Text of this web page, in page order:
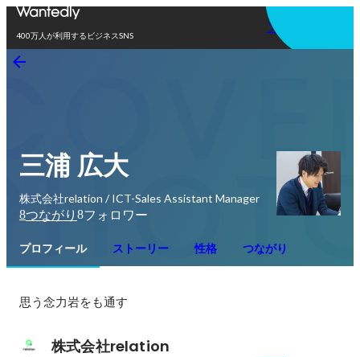
400万人が利用するビジネスSNS
アプリを使う
三浦 広大
株式会社relation / ICT-Sales Assistant Manager
8つながり 8フォロワー
プロフィール ストーリー 性格 つながり
思う念力岩をも通す
株式会社relation